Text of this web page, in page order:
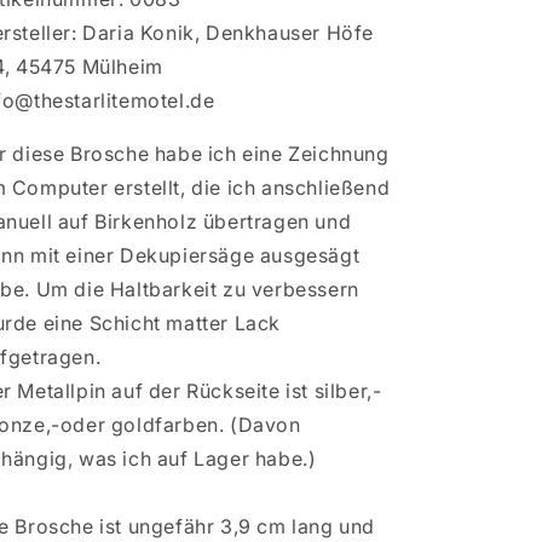
Daria Konik, Denkhauser Höfe
45475 Mülheim
diese Brosche habe ich eine Zeichnung
Computer erstellt, die ich anschließend
auf Birkenholz übertragen und
mit einer Dekupiersäge ausgesägt
Um die Haltbarkeit zu verbessern
eine Schicht matter Lack
Metallpin auf der Rückseite ist silber,-
oder goldfarben. (Davon
was ich auf Lager habe.)
Brosche ist ungefähr 3,9 cm lang und